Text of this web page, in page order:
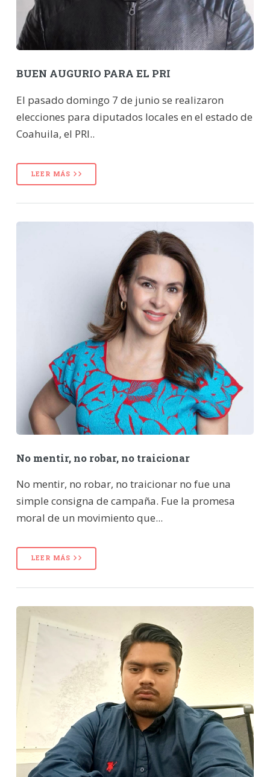
BUEN AUGURIO PARA EL PRI
El pasado domingo 7 de junio se realizaron
elecciones para diputados locales en el estado de
Coahuila, el PRI..
LEER MÁS
No mentir, no robar, no traicionar
No mentir, no robar, no traicionar no fue una
simple consigna de campaña. Fue la promesa
moral de un movimiento que...
LEER MÁS